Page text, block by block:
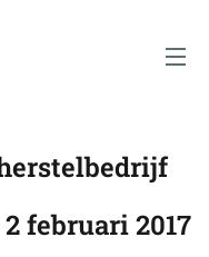
februari 2017